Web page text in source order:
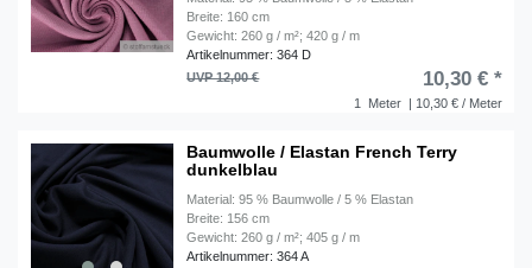
Breite: 160 cm
Gewicht: 260 g / m²; 420 g / m
Artikelnummer: 364 D
1 Meter | 10,30 € / Meter
UVP 12,00 € 10,30 € *
Baumwolle / Elastan French Terry
dunkelblau
Material: 95 % Baumwolle / 5 % Elastan
Breite: 156 cm
Gewicht: 260 g / m²; 405 g / m
Artikelnummer: 364 A